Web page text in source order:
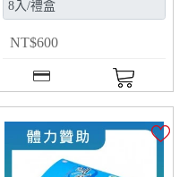
NT$600